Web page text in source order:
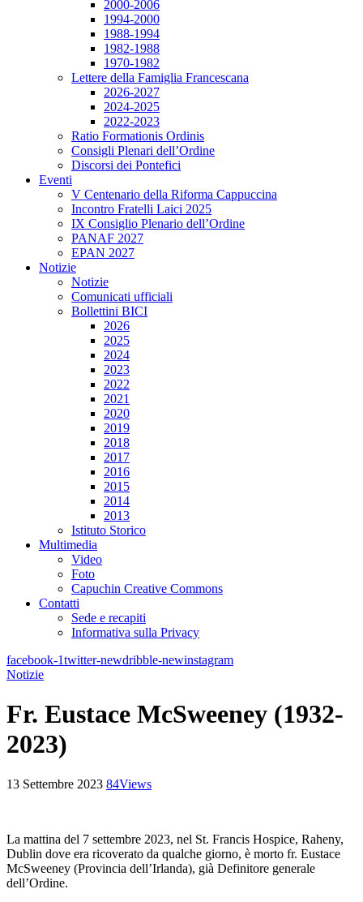
2000-2006
1994-2000
1988-1994
1982-1988
1970-1982
Lettere della Famiglia Francescana
2026-2027
2024-2025
2022-2023
Ratio Formationis Ordinis
Consigli Plenari dell’Ordine
Discorsi dei Pontefici
Eventi
V Centenario della Riforma Cappuccina
Incontro Fratelli Laici 2025
IX Consiglio Plenario dell’Ordine
PANAF 2027
EPAN 2027
Notizie
Notizie
Comunicati ufficiali
Bollettini BICI
2026
2025
2024
2023
2022
2021
2020
2019
2018
2017
2016
2015
2014
2013
Istituto Storico
Multimedia
Video
Foto
Capuchin Creative Commons
Contatti
Sede e recapiti
Informativa sulla Privacy
facebook-1twitter-newdribble-newinstagram
Notizie
Fr. Eustace McSweeney (1932-
2023)
13 Settembre 2023 84Views
La mattina del 7 settembre 2023, nel St. Francis Hospice, Raheny,
Dublin dove era ricoverato da qualche giorno, è morto fr. Eustace
McSweeney (Provincia dell’Irlanda), già Definitore generale
dell’Ordine.